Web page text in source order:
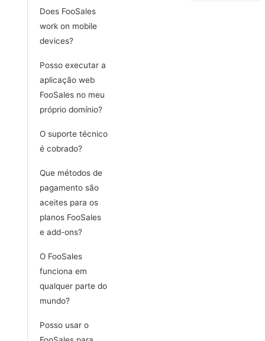
Does FooSales
work on mobile
devices?
Posso executar a
aplicação web
FooSales no meu
próprio domínio?
O suporte técnico
é cobrado?
Que métodos de
pagamento são
aceites para os
planos FooSales
e add-ons?
O FooSales
funciona em
qualquer parte do
mundo?
Posso usar o